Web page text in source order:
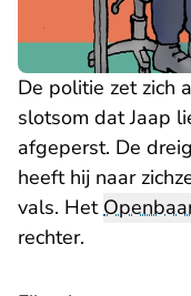
De politie zet zich
slotsom dat Jaap
afgeperst. De
heeft hij naar
vals. Het
rechter.